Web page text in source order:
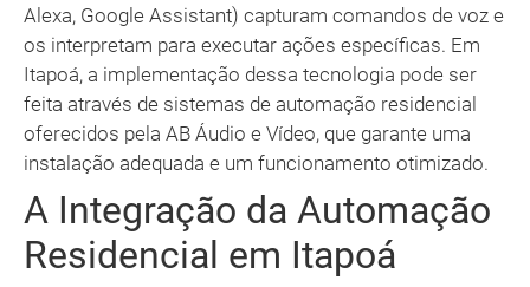
Alexa, Google Assistant) capturam comandos de voz e
os interpretam para executar ações específicas. Em
Itapoá, a implementação dessa tecnologia pode ser
feita através de sistemas de automação residencial
oferecidos pela AB Áudio e Vídeo, que garante uma
instalação adequada e um funcionamento otimizado.
A Integração da Automação
Residencial em Itapoá